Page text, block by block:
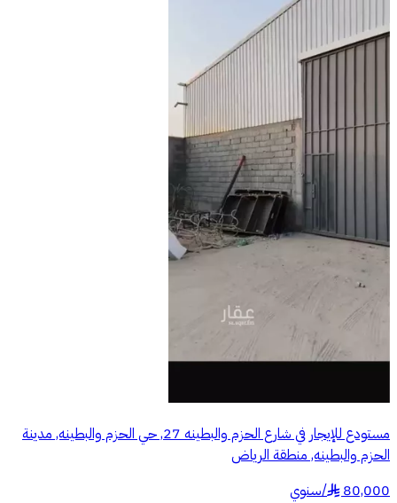
مستودع للإيجار في شارع الحزم والبطينه 27, حي الحزم والبطينه, مدينة
الحزم والبطينه, منطقة الرياض
80,000
§
/سنوي